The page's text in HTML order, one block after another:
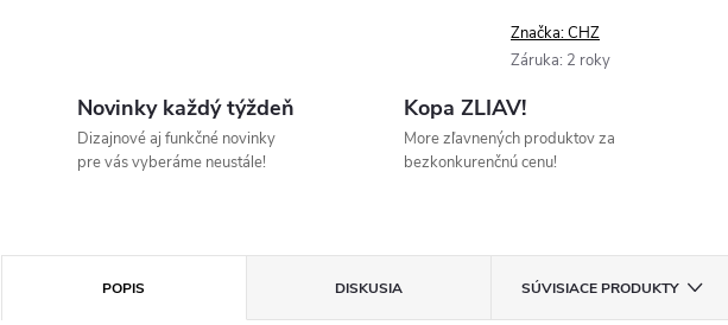
Značka:CHZ
Záruka: 2 roky
Novinky každý týždeň
Dizajnové aj funkčné novinky
pre vás vyberáme neustále!
Kopa ZLIAV!
More zľavnených produktov za
bezkonkurenčnú cenu!
POPIS DISKUSIA SÚVISIACE PRODUKTY